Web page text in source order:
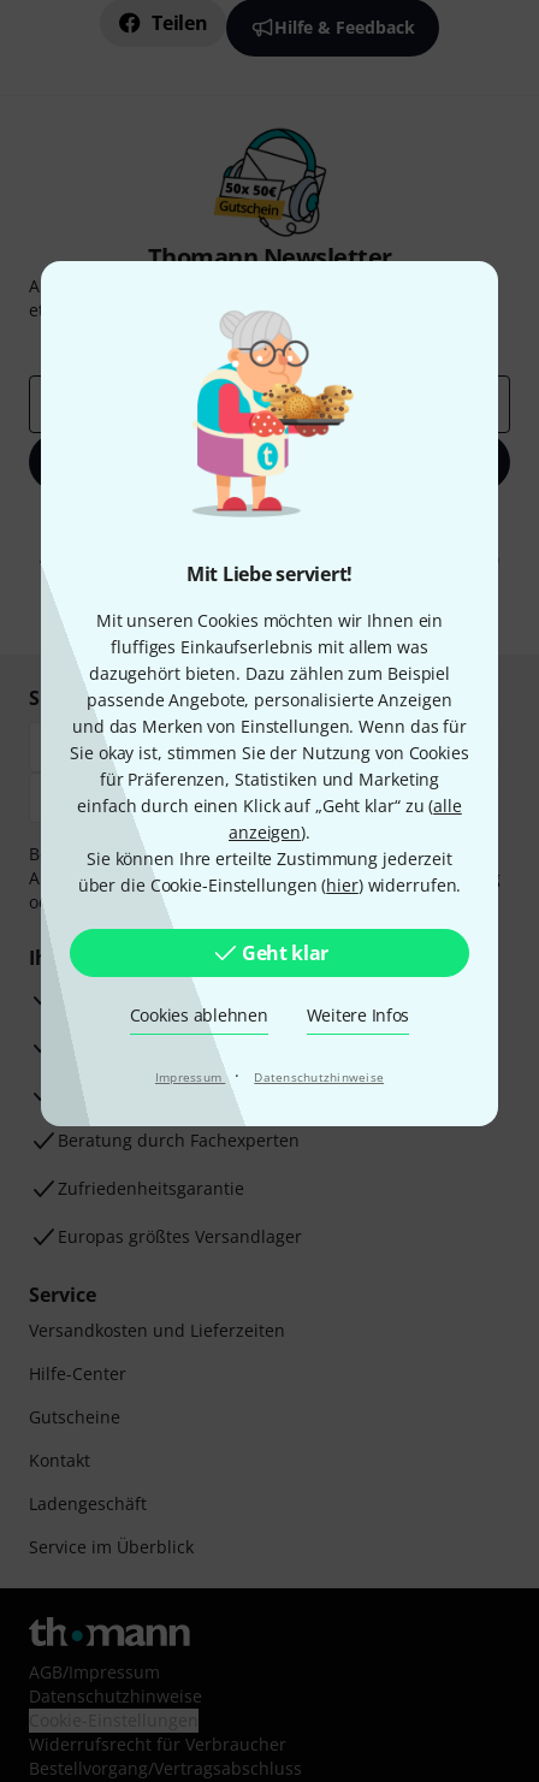
Mit Liebe serviert!
Mit unseren Cookies möchten wir Ihnen ein
fluffiges Einkaufserlebnis mit allem was
dazugehört bieten. Dazu zählen zum Beispiel
passende Angebote, personalisierte Anzeigen
und das Merken von Einstellungen. Wenn das für
Sie okay ist, stimmen Sie der Nutzung von Cookies
für Präferenzen, Statistiken und Marketing
einfach durch einen Klick auf „Geht klar“ zu (alle
anzeigen).
Sie können Ihre erteilte Zustimmung jederzeit
über die Cookie-Einstellungen (hier) widerrufen.
Geht klar
Cookies ablehnen Weitere Infos
Impressum · Datenschutzhinweise
Teilen Hilfe & Feedback
Thomann Newsletter
Abonniere den Thomann Newsletter und gewinne mit
etwas Glück einen von
50 Gutscheinen
Inspirierende Beiträge
Deals
Jetzt anmelden
Mit Klick auf „Jetzt anmelden“ stimmen Sie dem Erhalt von E-Mail-
Abmeldung ist jederzeit möglich. Weitere Informationen finden Sie in
unseren Datenschutzhinweisen
* Pflichtfeld
Sicher einkaufen & bezahlen
Bezahlen Sie vertraulich und sicher per Vorkasse, PayPal,
Amazon Pay,Klarna Sofort bezahlen ,Klarna Ratenzahlung
oder Kreditkarte.
Ihre Vorteile
3 Jahre Thomann Garantie
30 Tage Money-Back-Garantie
Reparaturservice
Beratung durch Fachexperten
Zufriedenheitsgarantie
Europas größtes Versandlager
Service
Versandkosten und Lieferzeiten
Hilfe-Center
Gutscheine
Kontakt
Ladengeschäft
Service im Überblick
AGB/Impressum
Datenschutzhinweise
Widerrufsrecht für Verbraucher
Bestellvorgang/Vertragsabschluss